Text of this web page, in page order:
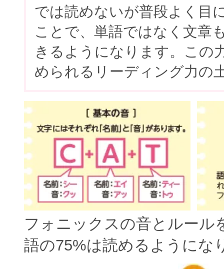
では読めないが普段よく目
ことで、単語ではなく文章
きるようになります。この
められるリーディング力の
フォニックスの音とルール
語の75%は読めるようにな